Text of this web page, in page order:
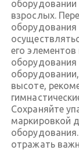
взрослых.
его
оборудования
высоте,
Сохраняйте
маркировкой
отражать